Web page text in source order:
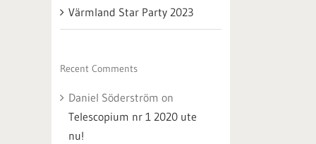
Värmland Star Party 2023
Recent Comments
Daniel Söderström on
Telescopium nr 1 2020 ute
nu!